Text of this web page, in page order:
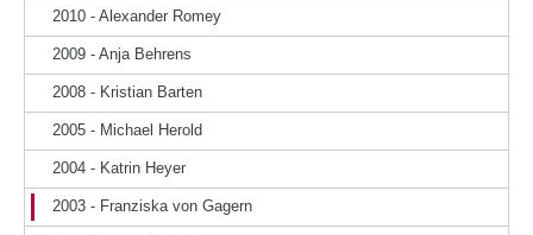
2010 - Alexander Romey
2009 - Anja Behrens
2008 - Kristian Barten
2005 - Michael Herold
2004 - Katrin Heyer
2003 - Franziska von Gagern